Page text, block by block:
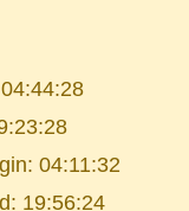
04:11:32
19:56:24